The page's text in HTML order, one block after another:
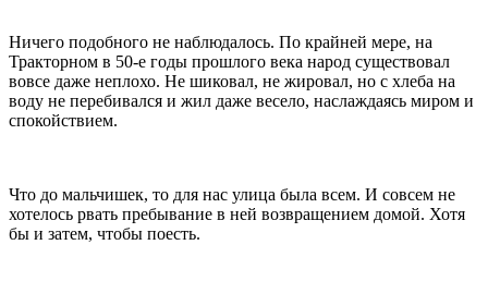
Ничего подобного не наблюдалось. По крайней мере, на
Тракторном в 50-е годы прошлого века народ существовал
вовсе даже неплохо. Не шиковал, не жировал, но с хлеба на
воду не перебивался и жил даже весело, наслаждаясь миром и
спокойствием.
Что до мальчишек, то для нас улица была всем. И совсем не
хотелось рвать пребывание в ней возвращением домой. Хотя
бы и затем, чтобы поесть.